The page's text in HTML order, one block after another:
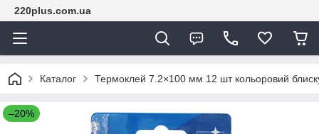
220plus.com.ua
Каталог Термоклей 7.2×100 мм 12 шт кольоровий
–20%